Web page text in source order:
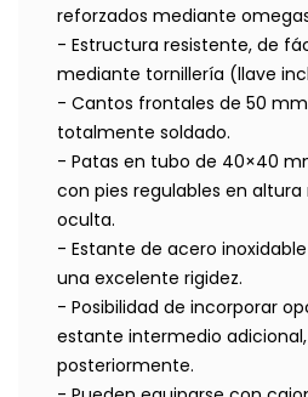
reforzados mediante
- Estructura resistente, de
mediante tornillería (llave
- Cantos frontales de 50
totalmente soldado.
- Patas en tubo de 40×40
con pies regulables en
oculta.
- Estante de acero
una excelente rigidez.
- Posibilidad de incorporar
estante intermedio
posteriormente.